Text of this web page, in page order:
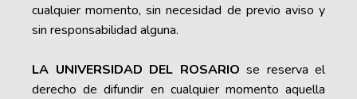
cualquier momento, sin necesidad de previo aviso y
sin responsabilidad alguna.
LA UNIVERSIDAD DEL ROSARIO se reserva el
derecho de difundir en cualquier momento aquella